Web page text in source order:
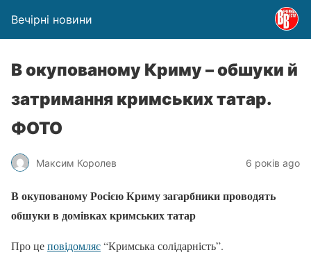
Вечірні новини
В окупованому Криму – обшуки й
затримання кримських татар.
ФОТО
Максим Королев 6 років ago
В окупованому Росією Криму загарбники проводять
обшуки в домівках кримських татар
Про цеповідомляє“Кримська солідарність”.